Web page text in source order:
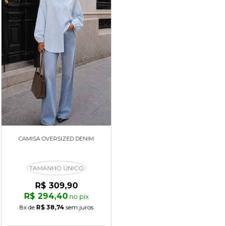
CAMISA OVERSIZED DENIM
TAMANHO ÚNICO
R$ 309,90
R$ 294,40 no pix
8xde R$ 38,74 sem juros